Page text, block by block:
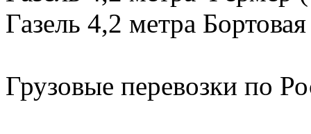
Газель 4,2 метра
Грузовые перевозки по